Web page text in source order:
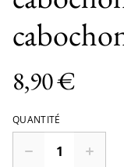
8,90 €
QUANTITÉ